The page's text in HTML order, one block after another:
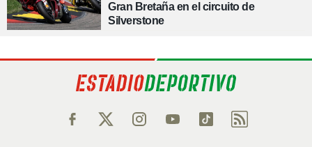
Gran Bretaña en el circuito de
Silverstone